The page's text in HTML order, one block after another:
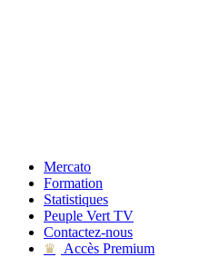
Mercato
Formation
Statistiques
Peuple Vert TV
Contactez-nous
♛
Accès Premium